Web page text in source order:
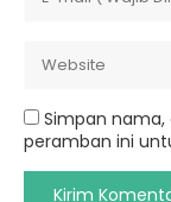
Simpan nama,
peramban ini